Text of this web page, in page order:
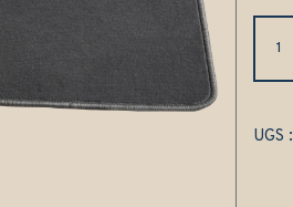
Tapis
avant
1994)
UGS :